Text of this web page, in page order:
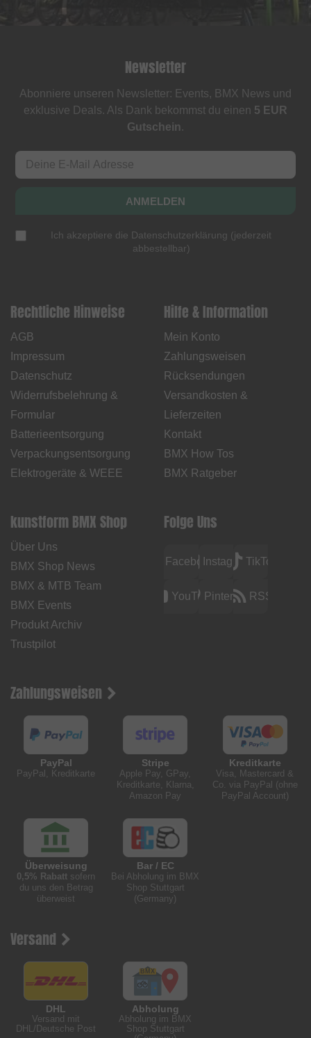
Newsletter
Abonniere unseren Newsletter: Events, BMX News und
exklusive Deals. Als Dank bekommst du einen 5 EUR
Gutschein.
ANMELDEN
Ich akzeptiere die Datenschutzerklärung (jederzeit
abbestellbar)
Rechtliche Hinweise
AGB
Impressum
Datenschutz
Widerrufsbelehrung &
Formular
Batterieentsorgung
Verpackungsentsorgung
Elektrogeräte & WEEE
Hilfe & Information
Mein Konto
Zahlungsweisen
Rücksendungen
Versandkosten &
Lieferzeiten
Kontakt
BMX How Tos
BMX Ratgeber
kunstform BMX Shop
Über Uns
BMX Shop News
BMX & MTB Team
BMX Events
Produkt Archiv
Trustpilot
Folge Uns
FacebookInstagramTikTok
YouTubePinterest RSS
Zahlungsweisen
PayPal
PayPal, Kreditkarte
Stripe
Apple Pay, GPay,
Kreditkarte, Klarna,
Amazon Pay
Kreditkarte
Visa, Mastercard &
Co. via PayPal (ohne
PayPal Account)
Überweisung
0,5% Rabatt sofern
du uns den Betrag
überweist
Bar / EC
Bei Abholung im BMX
Shop Stuttgart
(Germany)
Versand
DHL
Versand mit
DHL/Deutsche Post
Abholung
Abholung im BMX
Shop Stuttgart